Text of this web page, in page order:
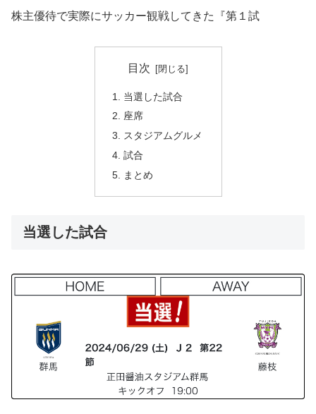
株主優待で実際にサッカー観戦してきた『第１試
目次
当選した試合
座席
スタジアムグルメ
試合
まとめ
当選した試合